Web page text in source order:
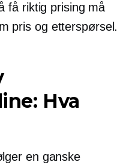
få riktig prising må
pris og etterspørsel.
Hva
en ganske